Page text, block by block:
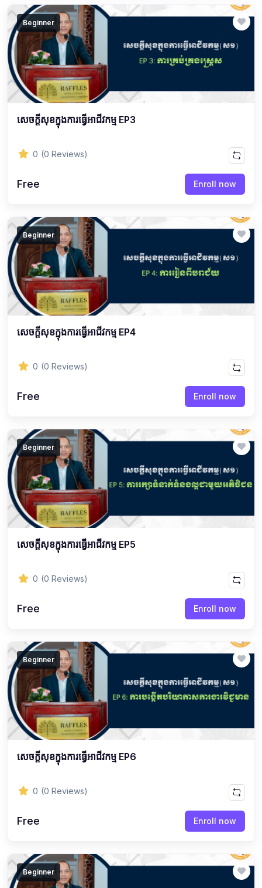
Beginner
សេចក្ដីសុខក្នុងការធ្វើអាជីវកម្ម EP3
0 (0 Reviews)
Free Enroll now
Beginner
សេចក្ដីសុខក្នុងការធ្វើអាជីវកម្ម EP4
0 (0 Reviews)
Free Enroll now
Beginner
សេចក្ដីសុខក្នុងការធ្វើអាជីវកម្ម EP5
0 (0 Reviews)
Free Enroll now
Beginner
សេចក្ដីសុខក្នុងការធ្វើអាជីវកម្ម EP6
0 (0 Reviews)
Free Enroll now
Beginner